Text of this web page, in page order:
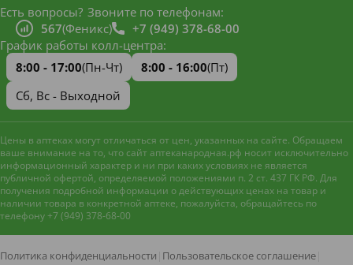
Есть вопросы? Звоните по телефонам:
567(Феникс)
+7 (949) 378-68-00
График работы колл-центра:
8:00 - 17:00(Пн-Чт) 8:00 - 16:00(Пт)
Сб, Вс - Выходной
Цены в аптеках могут отличаться от цен, указанных на сайте. Обращаем
ваше внимание на то, что сайт аптеканародная.рф носит исключительно
информационный характер и ни при каких условиях не является
публичной офертой, определяемой положениями п. 2 ст. 437 ГК РФ. Для
получения подробной информации о действующих ценах на товар и
наличии товара в конкретной аптеке, пожалуйста, обращайтесь по
телефону +7 (949) 378-68-00
Политика конфиденциальности Пользовательское соглашение
Наш сайт использует файлы
улучшения работы и анализа